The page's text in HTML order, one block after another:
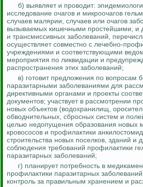
б) выявляет и проводит:
исследование очагов и микроочагов
случаев малярии, случаев или очагов
вызываемых кишечными простейшими, и
и трансмиссивных заболеваний,
осуществляет совместно с лечебно-
учреждениями и соответствующими
мероприятия по ликвидации и
распространения этих заболеваний;
в) готовит предложения по вопросам
паразитарными заболеваниями для
директивными органами и проекты
документов; участвует в рассмотрении
новых объектов (водохранилищ,
обводнительных, сбросных систем и
целью недопущения образования новых
кровососов и профилактики
строительства новых поселков, зданий и
соблюдения требований профилактики
паразитарных заболеваний;
г) планирует потребность в
профилактики паразитарных
контроль за правильным хранением и